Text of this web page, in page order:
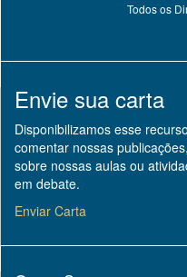
Todos os
Envie sua carta
Disponibilizamos esse
comentar nossas
sobre nossas aulas ou
em debate.
Enviar Carta